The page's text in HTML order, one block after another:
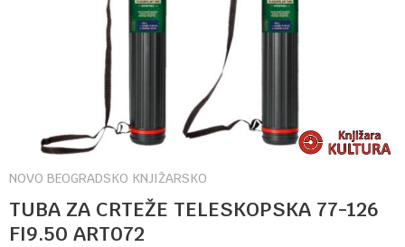
NOVO BEOGRADSKO KNJIŽARSKO
TUBA ZA CRTEŽE TELESKOPSKA 77-126
FI9.50 ART072